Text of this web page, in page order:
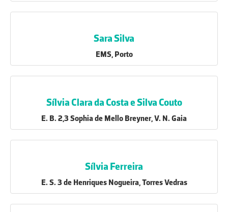
Sara Silva
EMS, Porto
Sílvia Clara da Costa e Silva Couto
E. B. 2,3 Sophia de Mello Breyner, V. N. Gaia
Sílvia Ferreira
E. S. 3 de Henriques Nogueira, Torres Vedras